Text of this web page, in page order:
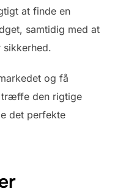
at finde en
samtidig med at
og få
træffe den rigtige
det perfekte